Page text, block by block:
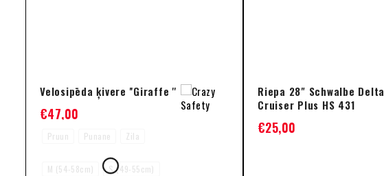
Velosipēda ķivere ''Giraffe ''
€47,00
Pruun Punane Zila
M (54-58cm) S (49-55cm)
Riepa 28" Schwalbe Delta
Cruiser Plus HS 431
€25,00